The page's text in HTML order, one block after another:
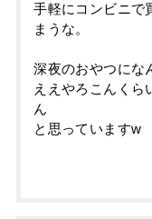
手軽にコンビニで
まうな。
深夜のおやつにな
ええやろこんくら
ん
と思っていますw